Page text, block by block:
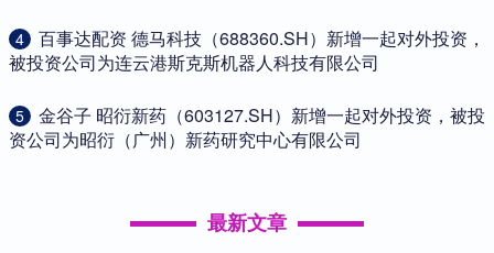
4
​百事达配资 德马科技（688360.SH）新增一起对外投资，
被投资公司为连云港斯克斯机器人科技有限公司
5
​金谷子 昭衍新药（603127.SH）新增一起对外投资，被投
资公司为昭衍（广州）新药研究中心有限公司
最新文章